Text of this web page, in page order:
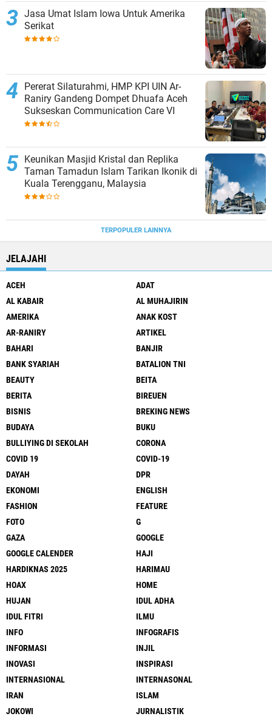
Jasa Umat Islam Iowa Untuk Amerika
Serikat
Pererat Silaturahmi, HMP KPI UIN Ar-
Raniry Gandeng Dompet Dhuafa Aceh
Sukseskan Communication Care VI
Keunikan Masjid Kristal dan Replika
Taman Tamadun Islam Tarikan Ikonik di
Kuala Terengganu, Malaysia
TERPOPULER LAINNYA
JELAJAHI
ACEH
ADAT
AL KABAIR
AL MUHAJIRIN
AMERIKA
ANAK KOST
AR-RANIRY
ARTIKEL
BAHARI
BANJIR
BANK SYARIAH
BATALION TNI
BEAUTY
BEITA
BERITA
BIREUEN
BISNIS
BREKING NEWS
BUDAYA
BUKU
BULLIYING DI SEKOLAH
CORONA
COVID 19
COVID-19
DAYAH
DPR
EKONOMI
ENGLISH
FASHION
FEATURE
FOTO
G
GAZA
GOOGLE
GOOGLE CALENDER
HAJI
HARDIKNAS 2025
HARIMAU
HOAX
HOME
HUJAN
IDUL ADHA
IDUL FITRI
ILMU
INFO
INFOGRAFIS
INFORMASI
INJIL
INOVASI
INSPIRASI
INTERNASIONAL
INTERNASONAL
IRAN
ISLAM
JOKOWI
JURNALISTIK